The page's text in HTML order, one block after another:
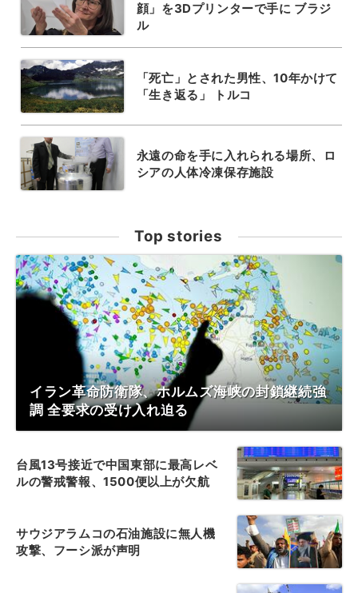
顔」を3Dプリンターで手に ブラジ
ル
「死亡」とされた男性、10年かけて
「生き返る」 トルコ
永遠の命を手に入れられる場所、ロ
シアの人体冷凍保存施設
Top stories
イラン革命防衛隊、ホルムズ海峡の封鎖継続強
調 全要求の受け入れ迫る
台風13号接近で中国東部に最高レベ
ルの警戒警報、1500便以上が欠航
サウジアラムコの石油施設に無人機
攻撃、フーシ派が声明